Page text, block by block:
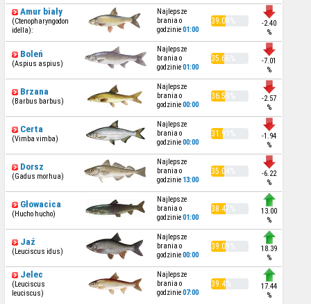
Amur biały
(Ctenopharyngodon
idella):
Najlepsze
brania o
godzinie01:00
39.09%
-2.40
%
Boleń
(Aspius aspius)
Najlepsze
brania o
godzinie01:00
35.66%
-7.01
%
Brzana
(Barbus barbus)
Najlepsze
brania o
godzinie00:00
36.59%
-2.57
%
Certa
(Vimba vimba)
Najlepsze
brania o
godzinie00:00
31.91%
-1.94
%
Dorsz
(Gadus morhua)
Najlepsze
brania o
godzinie 13:00
35.04%
-6.22
%
Głowacica
(Hucho hucho)
Najlepsze
brania o
godzinie01:00
38.47%
13.00
%
Jaź
(Leuciscus idus)
Najlepsze
brania o
godzinie00:00
39.09%
18.39
%
Jelec
(Leuciscus
leuciscus)
Najlepsze
brania o
godzinie07:00
39.4%
17.44
%